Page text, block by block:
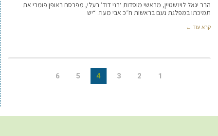
הרב יגאל לוינשטיין, מראשי מוסדות ‘בני דוד’ בעלי, מפרסם באופן פומבי את
תמיכתו במפלגת נעם בראשות ח״כ אבי מעוז. “יש
קרא עוד ←
1
2
3
4
5
6